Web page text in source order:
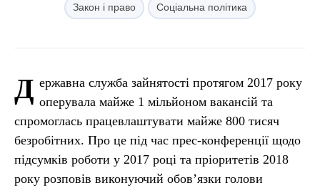
Закон і право Соціальна політика
Д ержавна служба зайнятості протягом 2017 року
оперувала майже 1 мільйоном вакансій та
спромоглась працевлаштувати майже 800 тисяч
безробітних. Про це під час прес-конференції щодо
підсумків роботи у 2017 році та пріоритетів 2018
року розповів виконуючий обов’язки голови